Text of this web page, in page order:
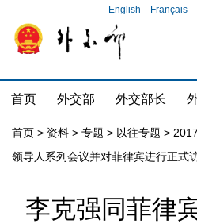
English Français
首页 外交部 外交部长
首页 > 资料 > 专题 > 以往专题 >
领导人系列会议并对菲律宾进行正式
李克强同菲律